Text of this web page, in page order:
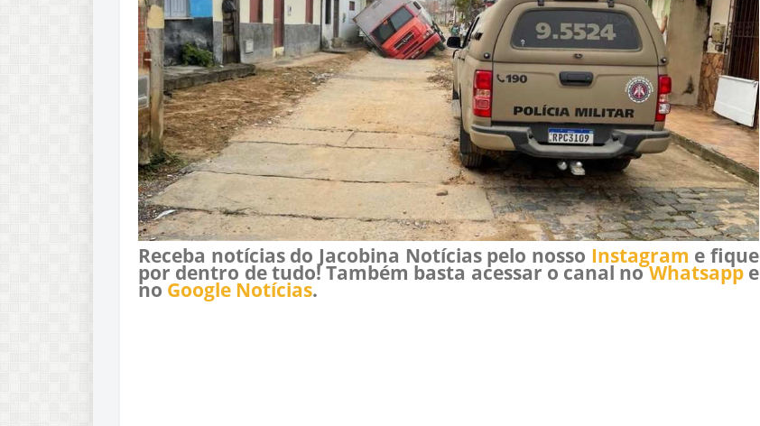
Receba notícias do Jacobina Notícias pelo nosso Instagram e fique
por dentro de tudo! Também basta acessar o canal noWhatsappe
no Google Notícias.